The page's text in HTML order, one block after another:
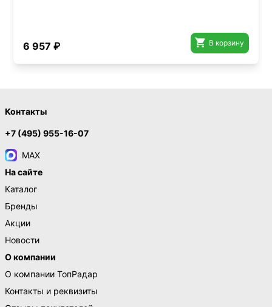
6 957 ₽  В корзину
Контакты
+7 (495) 955-16-07
MAX
На сайте
Каталог
Бренды
Акции
Новости
О компании
О компании ТопРадар
Контакты и реквизиты